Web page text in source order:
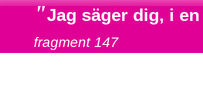
"Jag säger dig, i
fragment 147